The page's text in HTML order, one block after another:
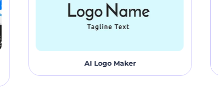
AI Logo Maker